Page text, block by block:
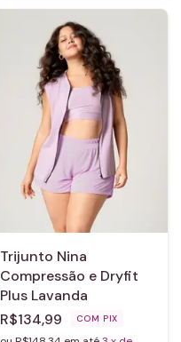
Trijunto Nina
Compressão e Dryfit
Plus Lavanda
R$134,99
COM PIX